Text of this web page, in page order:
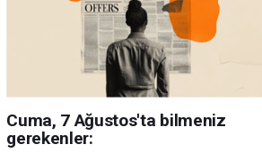
Cuma, 7 Ağustos'ta bilmeniz
gerekenler: